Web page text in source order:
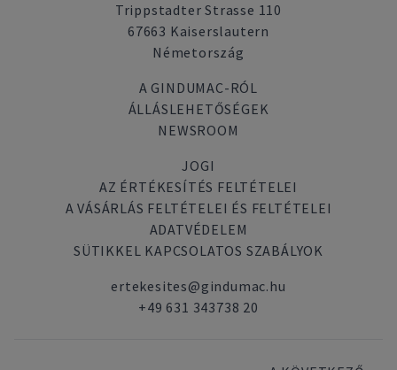
Trippstadter Strasse 110
67663 Kaiserslautern
Németország
A GINDUMAC-RÓL
ÁLLÁSLEHETŐSÉGEK
NEWSROOM
JOGI
AZ ÉRTÉKESÍTÉS FELTÉTELEI
A VÁSÁRLÁS FELTÉTELEI ÉS FELTÉTELEI
ADATVÉDELEM
SÜTIKKEL KAPCSOLATOS SZABÁLYOK
ertekesites@gindumac.hu
+49 631 343738 20